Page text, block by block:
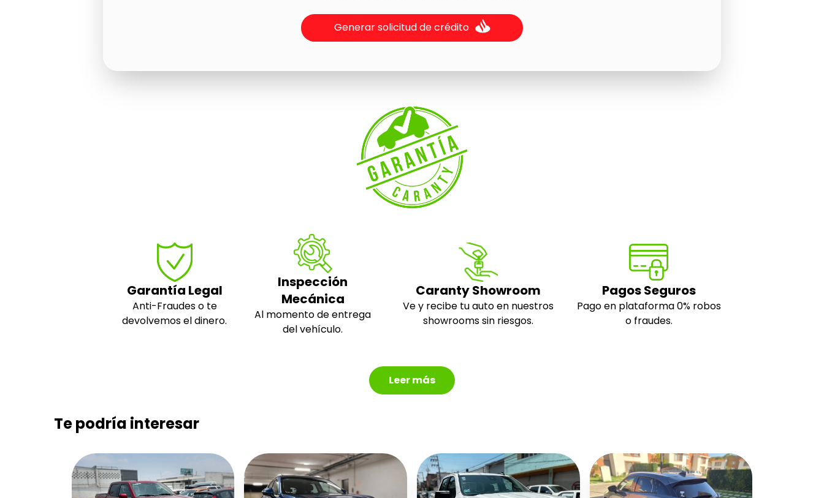
Generar solicitud de crédito
Garantía Legal
Anti-Fraudes o te
devolvemos el dinero.
Inspección
Mecánica
Al momento de entrega
del vehículo.
Caranty Showroom
Ve y recibe tu auto en nuestros
showrooms sin riesgos.
Pagos Seguros
Pago en plataforma 0% robos
o fraudes.
Leer más
Te podría interesar